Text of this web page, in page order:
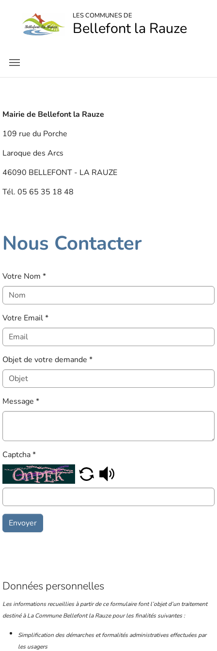
LES COMMUNES DE
Bellefont la Rauze
Mairie de Bellefont la Rauze
109 rue du Porche
Laroque des Arcs
46090 BELLEFONT - LA RAUZE
Tél. 05 65 35 18 48
Nous Contacter
Votre Nom *
Votre Email*
Objet de votre demande *
Message *
Captcha*
Envoyer
Données personnelles
Les informations recueillies à partir de ce formulaire font l’objet d’un traitement
destiné à La CommuneBellefont la Rauze pour les finalités suivantes :
Simplification des démarches et formalités administratives effectuées par
les usagers